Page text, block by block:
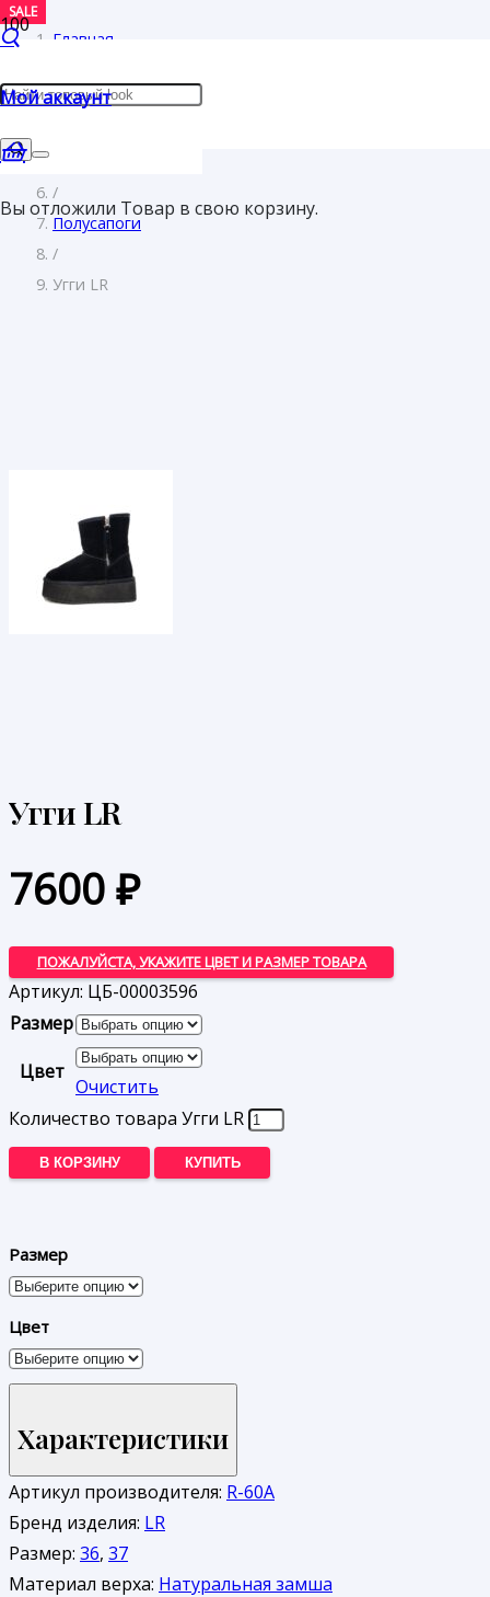
Мой аккаунт
Вы отложили Товар в свою корзину.
Главная
Женщинам
/
Полусапоги
/
Угги LR
Угги LR
7600₽
ПОЖАЛУЙСТА, УКАЖИТЕ ЦВЕТ И РАЗМЕР ТОВАРА
Артикул: ЦБ-00003596
Размер
Цвет
Очистить
Количество товара Угги LR
В КОРЗИНУ КУПИТЬ
Размер
Цвет
Характеристики
Артикул производителя: R-60A
Бренд изделия: LR
Размер: 36, 37
Материал верха: Натуральная замша
SALE
SALE